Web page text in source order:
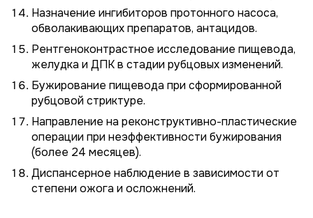
Назначение ингибиторов протонного насоса,
обволакивающих препаратов, антацидов.
Рентгеноконтрастное исследование пищевода,
желудка и ДПК в стадии рубцовых изменений.
Бужирование пищевода при сформированной
рубцовой стриктуре.
Направление на реконструктивно-пластические
операции при неэффективности бужирования
(более 24 месяцев).
Диспансерное наблюдение в зависимости от
степени ожога и осложнений.